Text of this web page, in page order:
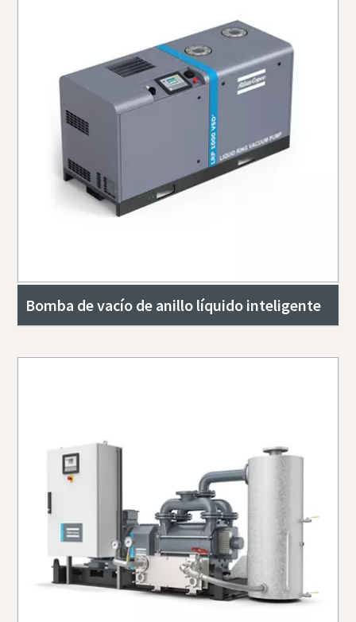
Bomba de vacío de anillo líquido inteligente